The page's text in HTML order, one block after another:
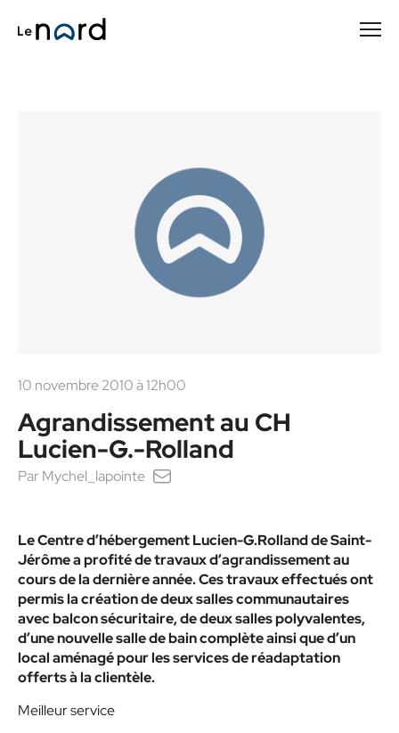
10 novembre 2010 à 12h00
Agrandissement au CH
Lucien-G.-Rolland
Par Mychel_lapointe
Le Centre d’hébergement Lucien-G.Rolland de Saint-
Jérôme a profité de travaux d’agrandissement au
cours de la dernière année. Ces travaux effectués ont
permis la création de deux salles communautaires
avec balcon sécuritaire, de deux salles polyvalentes,
d’une nouvelle salle de bain complète ainsi que d’un
local aménagé pour les services de réadaptation
offerts à la clientèle.
Meilleur service